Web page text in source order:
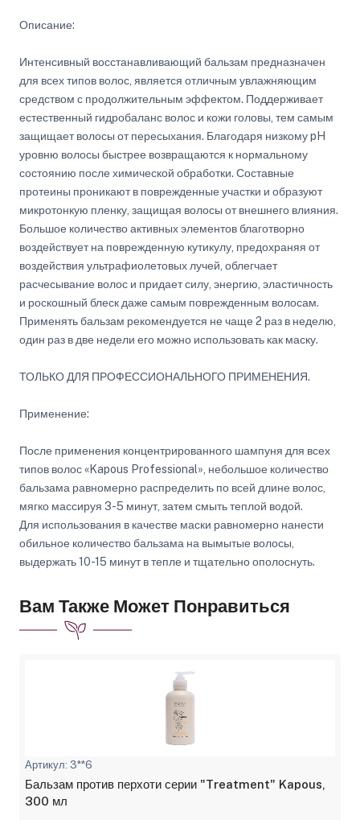
Описание:
Интенсивный восстанавливающий бальзам предназначен
для всех типов волос, является отличным увлажняющим
средством с продолжительным эффектом. Поддерживает
естественный гидробаланс волос и кожи головы, тем самым
защищает волосы от пересыхания. Благодаря низкому pH
уровню волосы быстрее возвращаются к нормальному
состоянию после химической обработки. Составные
протеины проникают в поврежденные участки и образуют
микротонкую пленку, защищая волосы от внешнего влияния.
Большое количество активных элементов благотворно
воздействует на поврежденную кутикулу, предохраняя от
воздействия ультрафиолетовых лучей, облегчает
расчесывание волос и придает силу, энергию, эластичность
и роскошный блеск даже самым поврежденным волосам.
Применять бальзам рекомендуется не чаще 2 раз в неделю,
один раз в две недели его можно использовать как маску.
ТОЛЬКО ДЛЯ ПРОФЕССИОНАЛЬНОГО ПРИМЕНЕНИЯ.
Применение:
После применения концентрированного шампуня для всех
типов волос «Kapous Professional», небольшое количество
бальзама равномерно распределить по всей длине волос,
мягко массируя 3-5 минут, затем смыть теплой водой.
Для использования в качестве маски равномерно нанести
обильное количество бальзама на вымытые волосы,
выдержать 10-15 минут в тепле и тщательно ополоснуть.
Вам Также Может Понравиться
Артикул: 3**6
Бальзам против перхоти серии "Treatment" Kapous,
300 мл